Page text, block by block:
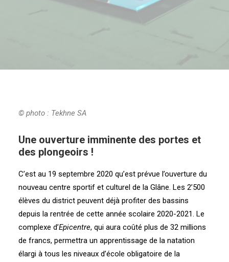
© photo : Tekhne SA
Une ouverture imminente des portes et
des plongeoirs !
C’est au 19 septembre 2020 qu’est prévue l’ouverture du
nouveau centre sportif et culturel de la Glâne. Les 2’500
élèves du district peuvent déjà profiter des bassins
depuis la rentrée de cette année scolaire 2020-2021. Le
complexe d’Epicentre, qui aura coûté plus de 32 millions
de francs, permettra un apprentissage de la natation
élargi à tous les niveaux d’école obligatoire de la